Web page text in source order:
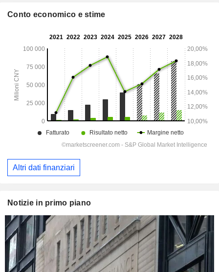
Conto economico e stime
Altri dati finanziari
Notizie in primo piano